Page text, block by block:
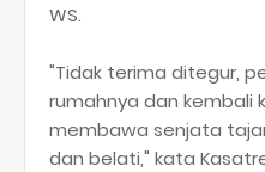
WS.
"Tidak terima ditegur,
rumahnya dan kembali
membawa senjata
dan belati," kata